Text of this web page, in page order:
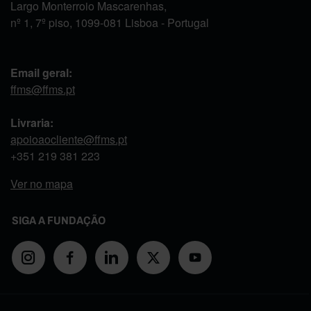
Largo Monterroio Mascarenhas,
nº 1, 7º piso, 1099-081 Lisboa - Portugal
Email geral:
ffms@ffms.pt
Livraria:
apoioaocliente@ffms.pt
+351 219 381 223
Ver no mapa
SIGA A FUNDAÇÃO